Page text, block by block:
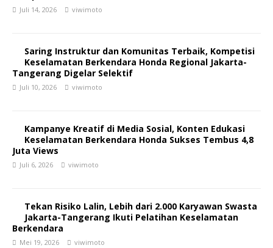
Juli 14, 2026 viwimoto
Saring Instruktur dan Komunitas Terbaik, Kompetisi
Keselamatan Berkendara Honda Regional Jakarta-
Tangerang Digelar Selektif
Juli 10, 2026 viwimoto
Kampanye Kreatif di Media Sosial, Konten Edukasi
Keselamatan Berkendara Honda Sukses Tembus 4,8
Juta Views
Juli 6, 2026 viwimoto
Tekan Risiko Lalin, Lebih dari 2.000 Karyawan Swasta
Jakarta-Tangerang Ikuti Pelatihan Keselamatan
Berkendara
Mei 19, 2026 viwimoto